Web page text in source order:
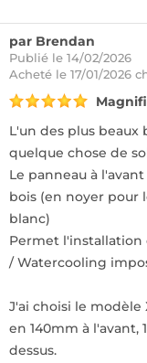
par Brendan
Publié le 14/02/2026
Acheté le 17/01/2026
L'un des plus beaux
quelque chose de
Le panneau à
bois (en noyer pour
blanc)
Permet l'installation
/ Watercooling
J'ai choisi le
en 140mm à l'avant,
dessus.